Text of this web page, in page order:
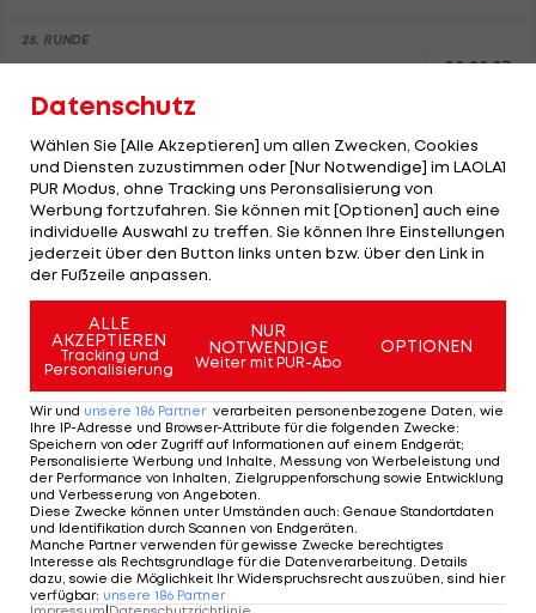
25. RUNDE
FC Torino
20.02.27
26. RUNDE
FC Torino
AC Fiorentina
14:00 Uhr
LIVETICKER
Atalanta BC
FC Torino
14:00 Uhr
28. RUNDE
FC Torino
Inter Mailand
13.03.27
14:00 Uhr
LIVETICKER
29. RUNDE
Udinese Calcio
20.03.27
14:00 Uhr
Datenschutz
Wählen Sie [Alle Akzeptieren] um allen Zwecken, Cookies
und Diensten zuzustimmen oder [Nur Notwendige] im LAOLA1
PUR Modus, ohne Tracking uns Peronsalisierung von
Werbung fortzufahren. Sie können mit [Optionen] auch eine
individuelle Auswahl zu treffen. Sie können Ihre Einstellungen
jederzeit über den Button links unten bzw. über den Link in
der Fußzeile anpassen.
ALLE
AKZEPTIEREN
Tracking und
Personalisierung
NUR
NOTWENDIGE
Weiter mit PUR-Abo
OPTIONEN
Wir und unsere 186 Partner verarbeiten personenbezogene Daten, wie
Ihre IP-Adresse und Browser-Attribute für die folgenden Zwecke:
Speichern von oder Zugriff auf Informationen auf einem Endgerät;
Personalisierte Werbung und Inhalte, Messung von Werbeleistung und
der Performance von Inhalten, Zielgruppenforschung sowie Entwicklung
und Verbesserung von Angeboten.
Diese Zwecke können unter Umständen auch: Genaue Standortdaten
und Identifikation durch Scannen von Endgeräten.
Manche Partner verwenden für gewisse Zwecke berechtigtes
Interesse als Rechtsgrundlage für die Datenverarbeitung. Details
dazu, sowie die Möglichkeit Ihr Widerspruchsrecht auszuüben, sind hier
verfügbar: unsere 186 Partner